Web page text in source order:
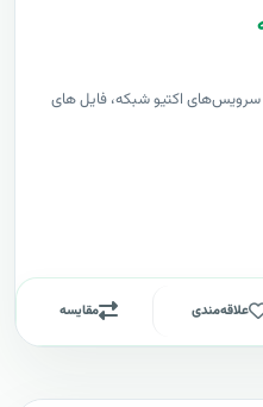
اکتیو شبکه، فایل های
علاقه‌مندی مقایسه